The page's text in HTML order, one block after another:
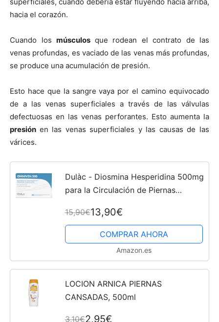
hacia el corazón.
Cuando los músculos que rodean el contrato de las
venas profundas, es vaciado de las venas más profundas,
se produce una acumulación de presión.
Esto hace que la sangre vaya por el camino equivocado
de a las venas superficiales a través de las válvulas
defectuosas en las venas perforantes. Esto aumenta la
presión en las venas superficiales y las causas de las
várices.
Dulàc - Diosmina Hesperidina 500mg
para la Circulación de Piernas
Varices, Arañas Vasculares,
Lipedema, Complemento...
15,90€13,90€
COMPRAR AHORA
Amazon.es
LOCION ARNICA PIERNAS
CANSADAS, 500ml
3,10€2,95€